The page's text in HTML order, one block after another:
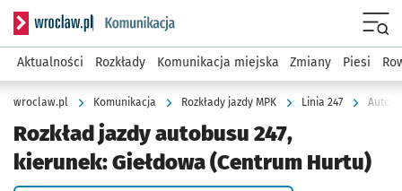
Serwis informacyjny wroclaw.pl podserwis: Komunikacja
Aktualności Rozkłady Komunikacja miejska Zmiany Piesi
wroclaw.pl Komunikacja Rozkłady jazdy MPK Linia 247
Rozkład jazdy autobusu 247,
kierunek: Giełdowa (Centrum Hurtu)